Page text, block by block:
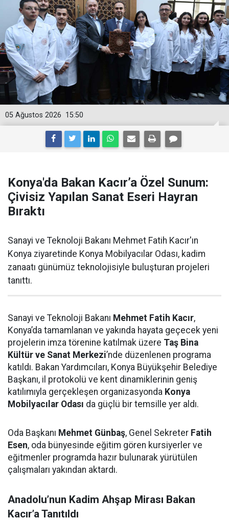
15:50
05 Ağustos 2026
Konya'da Bakan Kacır’a Özel Sunum:
Çivisiz Yapılan Sanat Eseri Hayran
Bıraktı
Sanayi ve Teknoloji Bakanı Mehmet Fatih Kacır'ın
Konya ziyaretinde Konya Mobilyacılar Odası, kadim
zanaatı günümüz teknolojisiyle buluşturan projeleri
tanıttı.
Sanayi ve Teknoloji Bakanı Mehmet Fatih Kacır,
Konya’da tamamlanan ve yakında hayata geçecek yeni
projelerin imza törenine katılmak üzere Taş Bina
Kültür ve Sanat Merkezi’nde düzenlenen programa
katıldı. Bakan Yardımcıları, Konya Büyükşehir Belediye
Başkanı, il protokolü ve kent dinamiklerinin geniş
katılımıyla gerçekleşen organizasyonda Konya
Mobilyacılar Odası da güçlü bir temsille yer aldı.
Oda Başkanı Mehmet Günbaş, Genel Sekreter Fatih
Esen, oda bünyesinde eğitim gören kursiyerler ve
eğitmenler programda hazır bulunarak yürütülen
çalışmaları yakından aktardı.
Anadolu’nun Kadim Ahşap Mirası Bakan
Kacır’a Tanıtıldı